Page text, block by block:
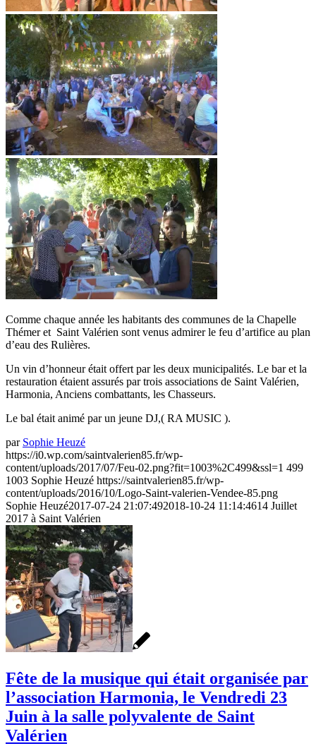
Comme chaque année les habitants des communes de la Chapelle
Thémer et Saint Valérien sont venus admirer le feu d’artifice au plan
d’eau des Rulières.
Un vin d’honneur était offert par les deux municipalités. Le bar et la
restauration étaient assurés par trois associations de Saint Valérien,
Harmonia, Anciens combattants, les Chasseurs.
Le bal était animé par un jeune DJ,( RA MUSIC ).
par Sophie Heuzé
https://i0.wp.com/saintvalerien85.fr/wp-
content/uploads/2017/07/Feu-02.png?fit=1003%2C499&ssl=1 499
1003 Sophie Heuzé https://saintvalerien85.fr/wp-
content/uploads/2016/10/Logo-Saint-valerien-Vendee-85.png
Sophie Heuzé2017-07-24 21:07:492018-10-24 11:14:4614 Juillet
2017 à Saint Valérien
Fête de la musique qui était organisée par
l’association Harmonia, le Vendredi 23
Juin à la salle polyvalente de Saint
Valérien